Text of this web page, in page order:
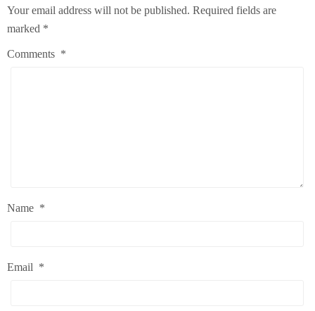
Your email address will not be published. Required fields are
marked *
Comments *
Name *
Email *